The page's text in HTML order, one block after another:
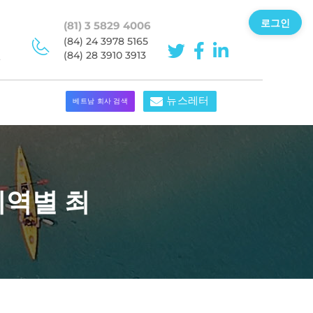
(81) 3 5829 4006
(84) 24 3978 5165
(84) 28 3910 3913
베트남 회사 검색 뉴스레터
별 최
로그인